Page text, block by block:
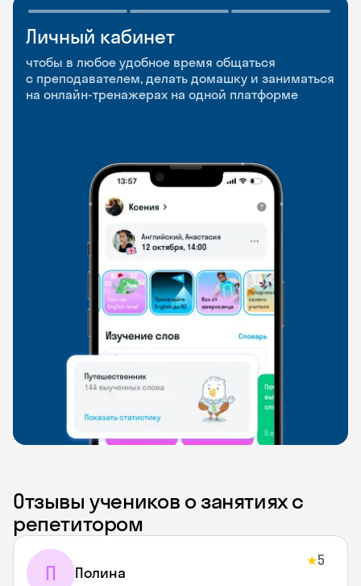
Личный кабинет
чтобы в любое удобное время общаться
с преподавателем, делать домашку и заниматься
на онлайн-тренажерах на одной платформе
Мобильное
приложение
чтобы заниматься и изучать новые слова где
и когда удобно
Разговорные клубы
и Talks
Групповые занятия для разговорной практики
и индивидуальные встречи с преподавателями
Отзывы учеников о занятиях с
репетитором
П Полина
★5